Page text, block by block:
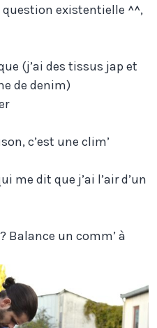
question existentielle ^^,
(j’ai des tissus jap et
de denim)
c’est une clim’
me dit que j’ai l’air d’un
? Balance un comm’ à